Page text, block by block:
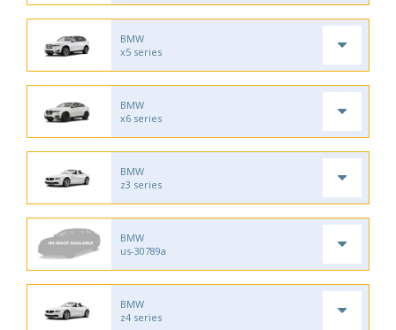
BMW
x5 series
BMW
x6 series
BMW
z3 series
BMW
us-30789a
BMW
z4 series